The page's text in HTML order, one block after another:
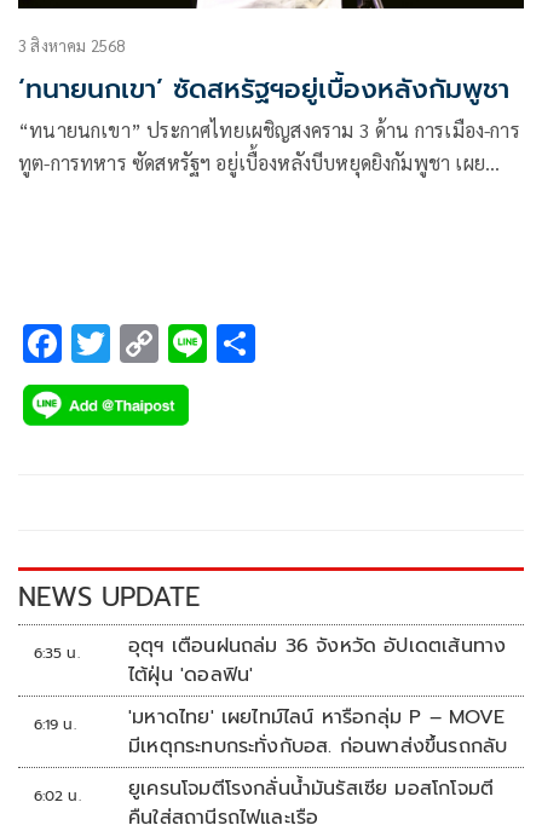
3 สิงหาคม 2568
‘ทนายนกเขา’ ซัดสหรัฐฯอยู่เบื้องหลังกัมพูชา
“ทนายนกเขา” ประกาศไทยเผชิญสงคราม 3 ด้าน การเมือง-การ
ทูต-การทหาร ซัดสหรัฐฯ อยู่เบื้องหลังบีบหยุดยิงกัมพูชา เผย
พรรคร่วม-ฝ่ายค้านเงียบกริบ เรียกร้องประชาชนลุกฮือปิดล้อม
ทำเนียบ ยกเลิกข้อตกลงต่างชาติทันที
F
ac
e
k
T
wi
tt
C
o
p
k
Li
NEWS UPDATE
6:35 น.
อุตุฯ เตือนฝนถล่ม 36 จังหวัด อัปเดตเส้นทาง
ไต้ฝุ่น 'ดอลฟิน'
6:19 น.
'มหาดไทย' เผยไทม์ไลน์ หารือกลุ่ม P – MOVE
มีเหตุกระทบกระทั่งกับอส. ก่อนพาส่งขึ้นรถกลับ
6:02 น.
ยูเครนโจมตีโรงกลั่นน้ำมันรัสเซีย มอสโกโจมตี
คืนใส่สถานีรถไฟและเรือ